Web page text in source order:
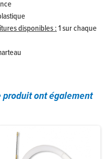
disponibles :1 sur chaque
produit ont également